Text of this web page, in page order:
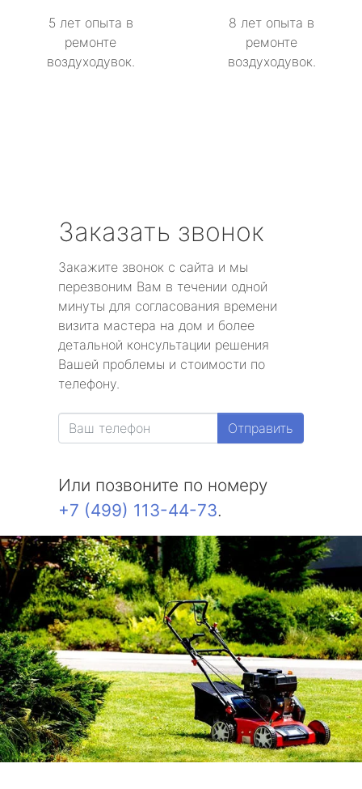
5 лет опыта в
ремонте
воздуходувок.
8 лет опыта в
ремонте
воздуходувок.
Заказать звонок
Закажите звонок с сайта и мы
перезвоним Вам в течении одной
минуты для согласования времени
визита мастера на дом и более
детальной консультации решения
Вашей проблемы и стоимости по
телефону.
Отправить
Или позвоните по номеру
+7 (499) 113-44-73.